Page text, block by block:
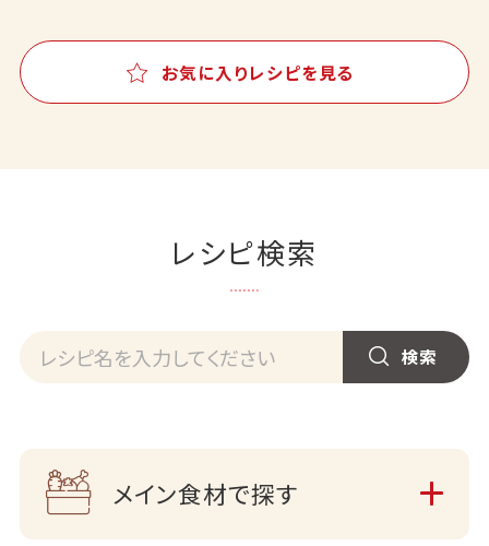
お気に入りレシピを見る
レシピ検索
メイン食材で探す